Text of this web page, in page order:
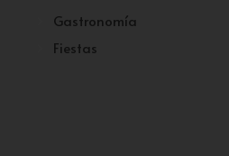
Gastronomía
Fiestas